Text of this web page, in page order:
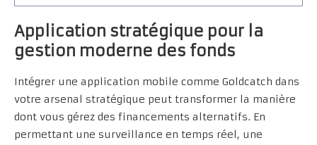
Application stratégique pour la
gestion moderne des fonds
Intégrer une application mobile comme Goldcatch dans
votre arsenal stratégique peut transformer la manière
dont vous gérez des financements alternatifs. En
permettant une surveillance en temps réel, une